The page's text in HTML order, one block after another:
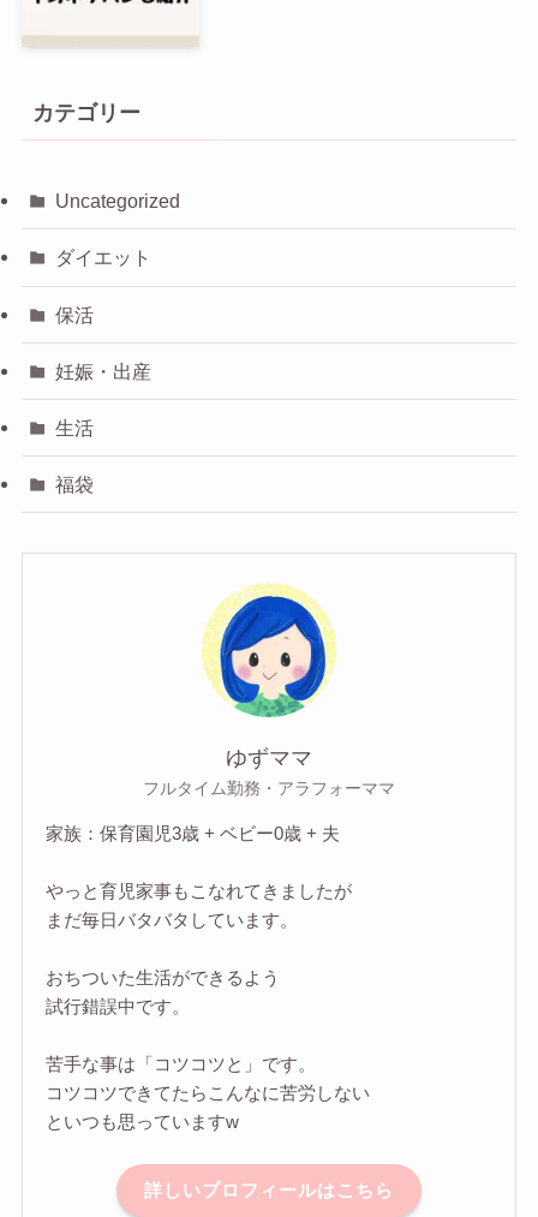
カテゴリー
Uncategorized
ダイエット
保活
妊娠・出産
生活
福袋
ゆずママ
フルタイム勤務・アラフォーママ
家族：保育園児3歳 + ベビー0歳 + 夫
やっと育児家事もこなれてきましたが
まだ毎日バタバタしています。
おちついた生活ができるよう
試行錯誤中です。
苦手な事は「コツコツと」です。
コツコツできてたらこんなに苦労しない
といつも思っていますw
詳しいプロフィールはこちら